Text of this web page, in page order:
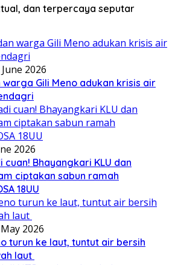
dan terpercaya seputar
June 2026
warga Gili Meno adukan krisis air
2026
cuan! Bhayangkari KLU dan
ciptakan sabun ramah
18UU
2026
turun ke laut, tuntut air bersih
laut